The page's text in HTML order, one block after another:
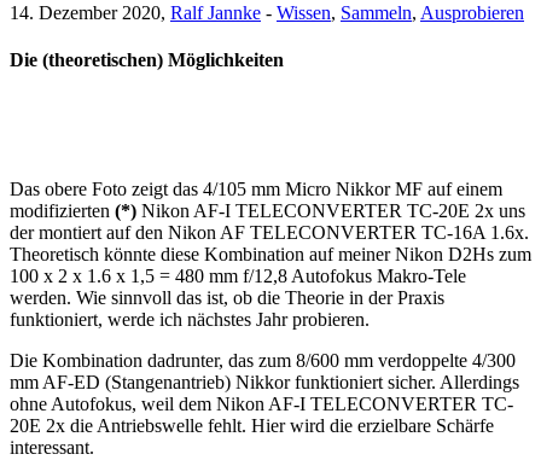
14. Dezember 2020, Ralf Jannke - Wissen, Sammeln, Ausprobieren
Die (theoretischen) Möglichkeiten
Das obere Foto zeigt das 4/105 mm Micro Nikkor MF auf einem
modifizierten (*) Nikon AF-I TELECONVERTER TC-20E 2x uns
der montiert auf den Nikon AF TELECONVERTER TC-16A 1.6x.
Theoretisch könnte diese Kombination auf meiner Nikon D2Hs zum
100 x 2 x 1.6 x 1,5 = 480 mm f/12,8 Autofokus Makro-Tele
werden. Wie sinnvoll das ist, ob die Theorie in der Praxis
funktioniert, werde ich nächstes Jahr probieren.
Die Kombination dadrunter, das zum 8/600 mm verdoppelte 4/300
mm AF-ED (Stangenantrieb) Nikkor funktioniert sicher. Allerdings
ohne Autofokus, weil dem Nikon AF-I TELECONVERTER TC-
20E 2x die Antriebswelle fehlt. Hier wird die erzielbare Schärfe
interessant.